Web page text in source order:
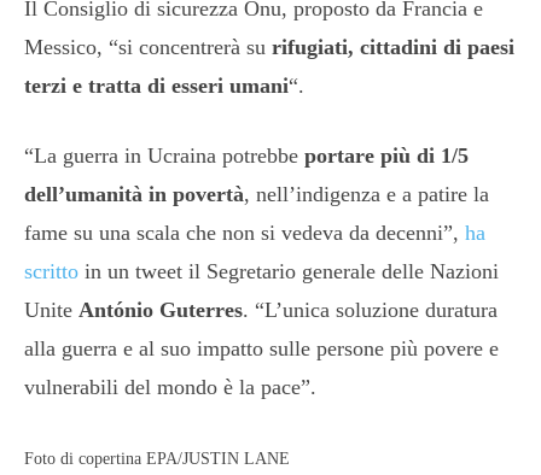
Il Consiglio di sicurezza Onu, proposto da Francia e
Messico, “si concentrerà su rifugiati, cittadini di paesi
terzi e tratta di esseri umani“.
“La guerra in Ucraina potrebbe portare più di 1/5
dell’umanità in povertà, nell’indigenza e a patire la
fame su una scala che non si vedeva da decenni”, ha
scritto in un tweet il Segretario generale delle Nazioni
Unite António Guterres. “L’unica soluzione duratura
alla guerra e al suo impatto sulle persone più povere e
vulnerabili del mondo è la pace”.
Foto di copertina EPA/JUSTIN LANE